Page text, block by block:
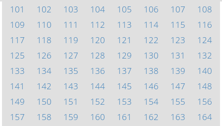
101
102 103 104 105 106 107
108
109
110 111 112 113 114 115
116
117
118 119 120 121 122 123
124
125
126 127 128 129 130 131
132
133
134 135 136 137 138 139
140
141
142 143 144 145 146 147
148
149
150 151 152 153 154 155
156
157
158 159 160 161 162 163
164